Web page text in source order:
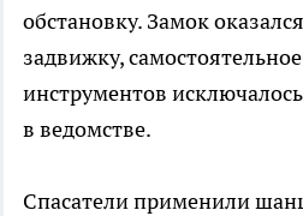
обстановку. Замок
задвижку,
инструментов
в ведомстве.
Спасатели применили